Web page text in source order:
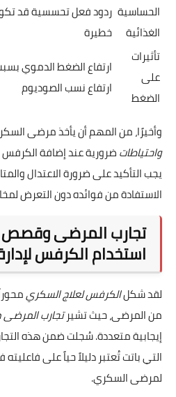
الحساسية
الغذائية
ردود فعل تحسسية قد
خطيرة
تأثيرات
على
الضغط
ارتفاع الضغط الدموي
ارتفاع نسب الصوديوم
وأخيرًا، من المهم أن يأخذ مرضى
واحتياطاتضرورية عند إضافة
يجب التأكيد على ضرورة الاعتدال
الاستفادة من فوائده دون التعرض
تجارب المرضى وقصص
استخدام الكرفس
لقد شكلالكرفس لعلاج السكري
من المرضى، حيث تشيرتجارب
إيجابية متعددة. سُجلت ضمن هذه
التي باتت تُعتبر دليلاً حياً على
لمرضى السكري.